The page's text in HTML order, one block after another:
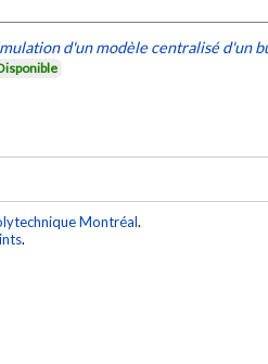
d'un modèle centralisé d'un
Montréal.
.